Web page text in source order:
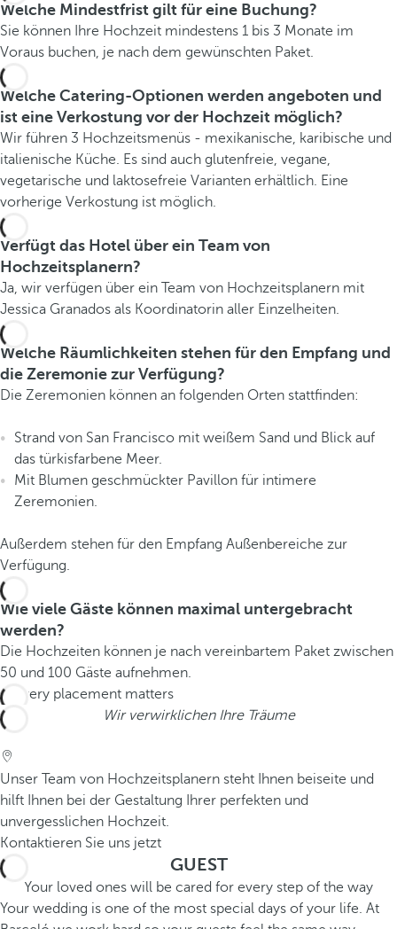
Welche Mindestfrist gilt für eine Buchung?
Sie können Ihre Hochzeit mindestens 1 bis 3 Monate im
Voraus buchen, je nach dem gewünschten Paket.
Welche Catering-Optionen werden angeboten und
ist eine Verkostung vor der Hochzeit möglich?
Wir führen 3 Hochzeitsmenüs - mexikanische, karibische und
italienische Küche. Es sind auch glutenfreie, vegane,
vegetarische und laktosefreie Varianten erhältlich. Eine
vorherige Verkostung ist möglich.
Verfügt das Hotel über ein Team von
Hochzeitsplanern?
Ja, wir verfügen über ein Team von Hochzeitsplanern mit
Jessica Granados als Koordinatorin aller Einzelheiten.
Welche Räumlichkeiten stehen für den Empfang und
die Zeremonie zur Verfügung?
Die Zeremonien können an folgenden Orten stattfinden:
Strand von San Francisco mit weißem Sand und Blick auf
das türkisfarbene Meer.
Mit Blumen geschmückter Pavillon für intimere
Zeremonien.
Außerdem stehen für den Empfang Außenbereiche zur
Verfügung.
Wie viele Gäste können maximal untergebracht
werden?
Die Hochzeiten können je nach vereinbartem Paket zwischen
50 und 100 Gäste aufnehmen.
Wir verwirklichen Ihre Träume
Unser Team von Hochzeitsplanern steht Ihnen beiseite und
hilft Ihnen bei der Gestaltung Ihrer perfekten und
unvergesslichen Hochzeit.
Kontaktieren Sie uns jetzt
GUEST
Your loved ones will be cared for every step of the way
Your wedding is one of the most special days of your life. At